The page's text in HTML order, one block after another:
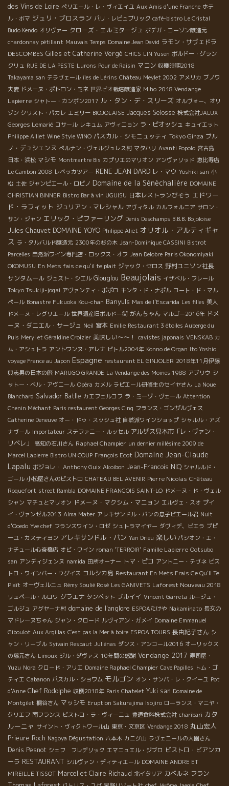
des Vins de Loire ペリエール・レ・ヴィエイユ Aux Amis d’une Franche ホテ
ル・ボマ ジュリ・ブロスラン パリ・レピュブリック café-bistro Le Cristal
Budo Kendo オリヴァー クローズ・エルミタージュ ボデガ・コーゾン醸造元
chardonnay pétillant Mauvais Temps Domaine Jean David ラモン・サヴェドラ
DESCOMBES Gilles et Catherine Vergé CHICS LIN Yusen ボルドー・グラン
クリュ RUE DE LA PESTE Lurons Pour de Raisin マコン 収穫時期2018
Takayama san テラヴェール îles de Lérins Château Meylet 2002 アメリカ ブノワ
夫妻 ドメーヌ・ポトロン・ミネ 世界ビオ栽培醸造家 Miho 2018 Vendange
Lapierre シャトー・カンボン2017 ル・タン・デ・スリーズ オルヴォー、オリ
ゾン クリスト・パカレ エミリー BIOJOLAISE Jacques Selosse 株式会社JALUX
Georges Lemarié コサール レキュム アヴィニョン ラ・ピオッシュ キュイエット
Philippe Alliet Wine Style WINO パスカル・シモニュッティ Tokyo Ginza ブル
ノ・デュシェンヌ ぺルナン・ヴェルジュレス村 マタハリ Avanti Popolo 宮古島
日本・浜松 マシモ Montmartre Bis カプリエのマリオン アンヴァリッド 恵比寿店
Le Cambon 2008 レベッカツアー RENE JEAN DARD レ・マウ Yoshiki san 小
松 土佐 ジャンピエール・ロビノ Domaine de la Sénèchalière DOMAINE
CHRISTIAN BINNER Bistro Bar à vin UGUISU 日本レストランびそう エドワー
ド・ラフィット ジュリアン・マレシャル アヴィタル カルフォルニア サロン・
サン・ジャン エリック・ピファーリング Denis Deschamps B.B.B. Bojoloise
Jules Chauvet DOMAINE YOYO Philippe Aliet オリオル・アルティギャ
ス ラ・タルバルド醸造元 2300年の杉の木 Jean-Dominique CASSINI Bistrot
Parcelles 自然派ワイン専門店・ロックス・オフ Jean Delobre Paris Okonomiyaki
OKOMUSU En Mets fais ce qu'il te plait ジャック・セロス 野村ユニソン社長
サンタムール ジュスト・シエル Glouglou Beaujolais イザベル・フレール
Tokyo Tsukiji-jogai アヴァンティ・ポポロ キンタ・ド・ナポル コート・ド・マル
ペール Bonastre Fukuoka Kou-chan Banyuls Mas de l'Escarida Les filles 美人
ドメーヌ・レグリエール 世界遺産旧ボルドー街 がんちゃん マルゴー2016年 ドメ
ーヌ・ダニエル・サージュ Neil 宮本 Emilie Restaurant 3 étoiles Auberge du
Puis Meryl et Géraldine Croizier 美味しい～～！ cavistes japonais VENSKAB カ
ム・アシュトラ アントワンヌ・アレナ ピトル2004年 Konno de Organ Ito Yoshio
voyage France au Japon Espagne restaurant EL GINJOLER 2018年11月伊藤
與志男の日本の旅 MARUGO GRANDE La Vendange des Moines 1988 アブリウ シ
ャトー・ベル・アヴニール Opéra カメル ラピエール研修生のセイヤさん La Noue
Blanchard Salvador Batlle カエフェルコフ ラ・ミーゾ・ヴェール Attention
Chenin Méchant Paris restaurent Georges Cinq フランス・ゴンザルヴェス
Catherine Deneuve オー・ドゥ・スッシュ社 自然派ワインショップ シャルル・アズ
ナヴール Importateur ステファニー・ルッセル アルザス見本市「レ・ヴァン・
リベレ」
高知の石川さん Raphael Champier un dernier millésime 2009 de
Marcel Lapierre Bistro UN COUP François Ecot Domaine Jean-Claude
Lapalu ボジョレ・ Anthony Guix Akoibon Jean-Francois NIQ シャルルド・
ゴール 小松屋さんのビストロ CHATEAU BEL AVENIR Pierre Nicolas Château
Roquefort street Rambla DOMAINE FRANCOIS SAINT-LO ドメーヌ・ド・ヴェル
シャン マチュとマリオン ドメーヌ・マクシム・マニョン エルヴェ・スオ プイ
イ・ヴァンゼル2013 Alma Mater アレキサンドル・バンの息子ピエール君 Nuit
d'Ooedo Yve chef フランスワイン・ロゼ シュトラマイヤー ダヴィデ、ピエラ プピ
ーユ・カスティヨン アレキサンドル・バン Yan Drieu 楽しい パシオン・エ・
ナチュール心斎橋店 オビ・ワイン roman 'TERROIR' Famille Lapierre Ootsubo
san アンディジェンヌ namida 田所オーナー トマ・ピコ アントニー・テヴネ ビス
トロ・ワインバー・ウグイス コルシカ島 Restaurant En Mets Frais Ce Qu'Il Te
Plaît オーヴェルニュ Rémy Soulié Rosé Les GANIVETS Laforest Nouveau 2018
リュペール・ルロワ グラエナ タンペット ブルイイ Vincent Garreta ルージュ・
ゴルジュ アグヤーナ村 domaine de l'anglore ESPOAたけや Nakaminato 長女の
マドレーヌちゃん ジャン・クロード ルヴィアン・ガメイ Domaine Emmanuel
Giboulot Aux Argillas C'est pas la Mer à boire ESPOA TOURS 長由紀子さん シ
ャン・リーブル Syivain Respaut Juliénas ダンス・アンコール2016 オーリックス
の藤元さん Limoux ジル・ダヴァス 10年間の感謝 Vendange 2017 寿司屋・
Yuzu Nora クロード・アリエ Domaine Raphael Champier Cave Papilles トム・ゴ
ティエ Cabanon パスカル・ショワム モルゴン オン・サンバ・レ・クイーユ Pot
d'Anne Chef Rodolphe 収穫2018年 Paris Chatelet Yuki san Domaine de
Montgilet 桐谷さん マッシモ Eruption Sakurajima Isojiro ローランス・マニヤ・
クリエフ 南フランス ビストロ・ラ・ヴィーニュ 豊通食料株式会社 charibari カタ
ルーニャ サイント・ヴィクトワール山 東京・文京区 Vendange 2018 丸山宏人
Prieure Roch Nagoya Dégustation 六本木 カニグ山 ラヴェニールの大園さん
Denis Pesnot シェフ フレデリック エマニュエル・ジブロ ビストロ・ビアンカ
ーラ RESTAURANT シルヴァン・ディティエール DOMAINE ANDRE ET
MIREILLE TISSOT Marcel et Claire Richaud 北イタリア カベルネ フラン